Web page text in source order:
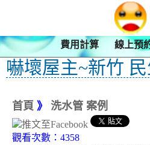
費用計算 線上預
嚇壞屋主~新竹
首頁 》 洗水管 案例
觀看次數：4358